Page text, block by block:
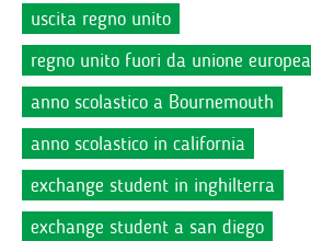
uscita regno unito
regno unito fuori da unione europea
anno scolastico a Bournemouth
anno scolastico in california
exchange student in inghilterra
exchange student a san diego